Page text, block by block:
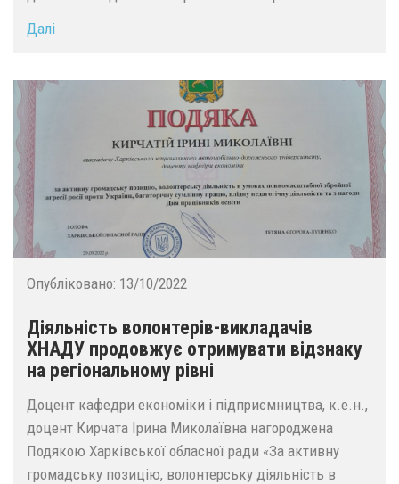
Далі
Опубліковано: 13/10/2022
Діяльність волонтерів-викладачів
ХНАДУ продовжує отримувати відзнаку
на регіональному рівні
Доцент кафедри економіки і підприємництва, к.е.н.,
доцент Кирчата Ірина Миколаївна нагороджена
Подякою Харківської обласної ради «За активну
громадську позицію, волонтерську діяльність в